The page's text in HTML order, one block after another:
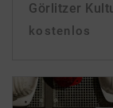
Görlitzer
kostenlos